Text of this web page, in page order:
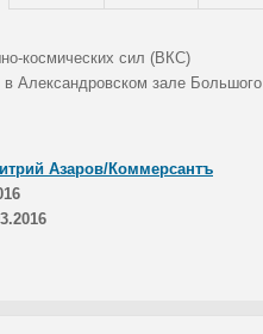
Формат файла: jpg
Размер файла (Мбайт): 1,9
космических сил (ВКС)
Александровском зале Большого
Азаров/Коммерсантъ